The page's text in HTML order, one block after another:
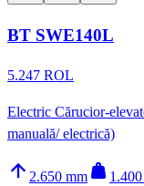
BT SWE140L
5.247 ROL
Electric Cărucior-
manuală/ electrică)
arrow_upward 2.650 mm weight